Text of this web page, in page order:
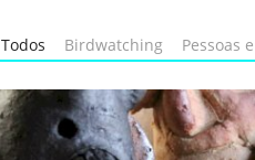
Concorrentes ao “Melhor
Campo de Jogos da
Confirmada nova data em
Marisa Liz - 17 de janeiro
Todos
Birdwatching Pessoas